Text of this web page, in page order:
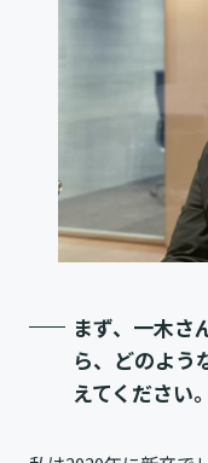
まず、一木さ
ら、どのよう
えてください。